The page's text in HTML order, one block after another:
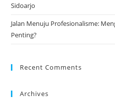
Sidoarjo
Jalan Menuju Profesionalisme:
Penting?
Recent Comments
Archives